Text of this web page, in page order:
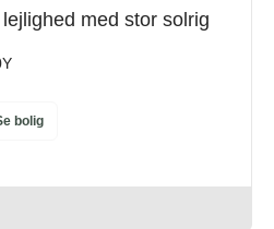
med stor solrig
bolig